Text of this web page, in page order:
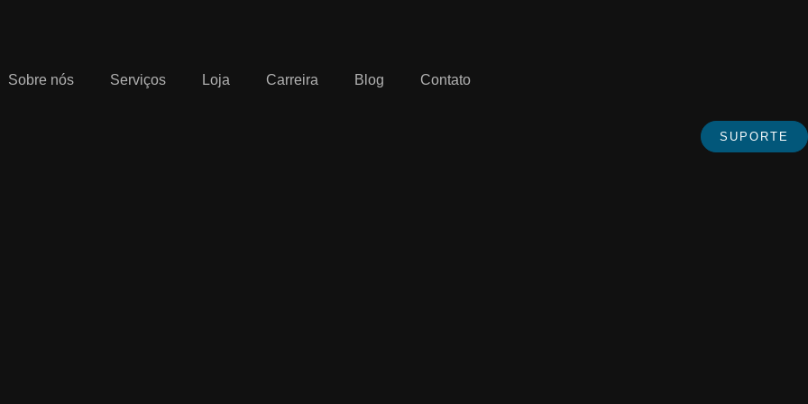
Sobre nós Serviços Loja Carreira Blog Contato
SUPORTE